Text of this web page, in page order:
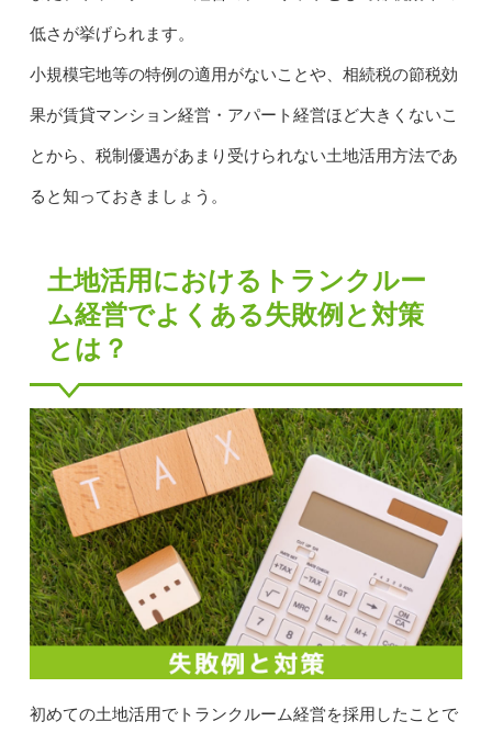
低さが挙げられます。
小規模宅地等の特例の適用がないことや、相続税の節税効
果が賃貸マンション経営・アパート経営ほど大きくないこ
とから、税制優遇があまり受けられない土地活用方法であ
ると知っておきましょう。
土地活用におけるトランクルー
ム経営でよくある失敗例と対策
とは？
初めての土地活用でトランクルーム経営を採用したことで